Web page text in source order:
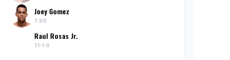
Joey Gomez
7-3-0
Raul Rosas Jr.
11-1-0